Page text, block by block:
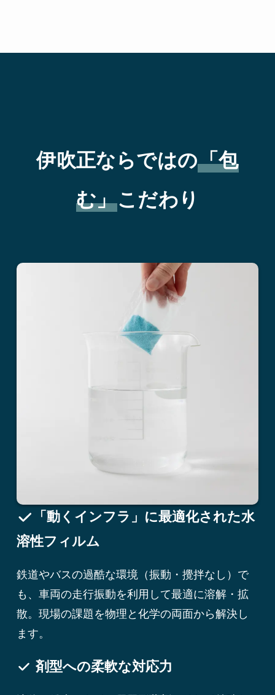
伊吹正ならではの「包
む」こだわり
「動くインフラ」に最適化された水
溶性フィルム
鉄道やバスの過酷な環境（振動・攪拌なし）で
も、車両の走行振動を利用して最適に溶解・拡
散。現場の課題を物理と化学の両面から解決し
ます。
剤型への柔軟な対応力